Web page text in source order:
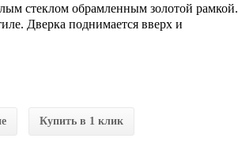
стеклом обрамленным золотой рамкой.
Дверка поднимается вверх и
Купить в 1 клик